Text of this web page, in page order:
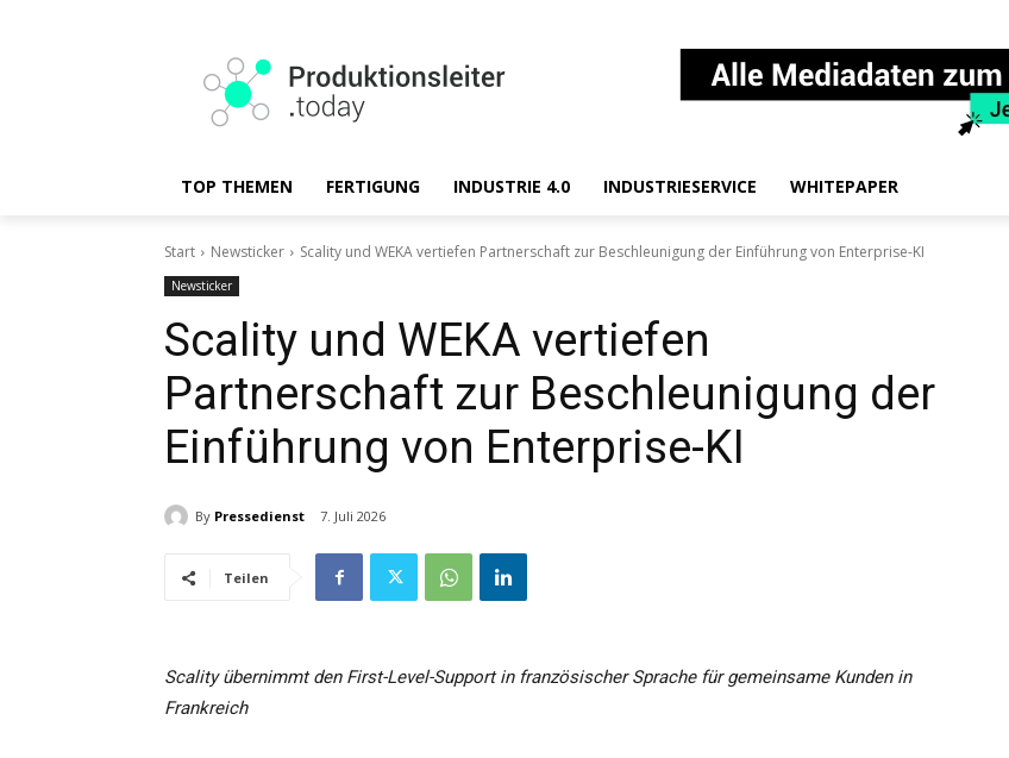
TOP THEMEN FERTIGUNG INDUSTRIE 4.0 INDUSTRIESERVICE WHITEPAPER
Start Newsticker Scality und WEKA vertiefen Partnerschaft zur Beschleunigung der Einführung von Enterprise-KI
Newsticker
Scality und WEKA vertiefen
Partnerschaft zur Beschleunigung der
Einführung von Enterprise-KI
By Pressedienst 7. Juli 2026
Teilen
Scality übernimmt den First-Level-Support in französischer Sprache für gemeinsame Kunden in
Frankreich